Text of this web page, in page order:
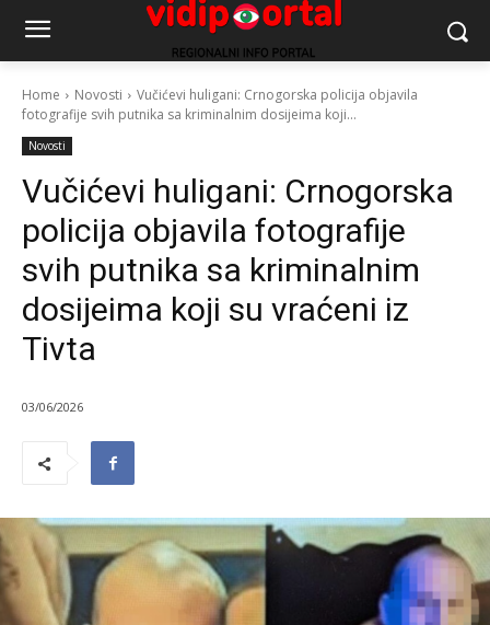
Home Novosti
Vučićevi huligani: Crnogorska policija objavila
fotografije svih putnika sa kriminalnim dosijeima koji...
Novosti
Vučićevi huligani: Crnogorska
policija objavila fotografije
svih putnika sa kriminalnim
dosijeima koji su vraćeni iz
Tivta
03/06/2026